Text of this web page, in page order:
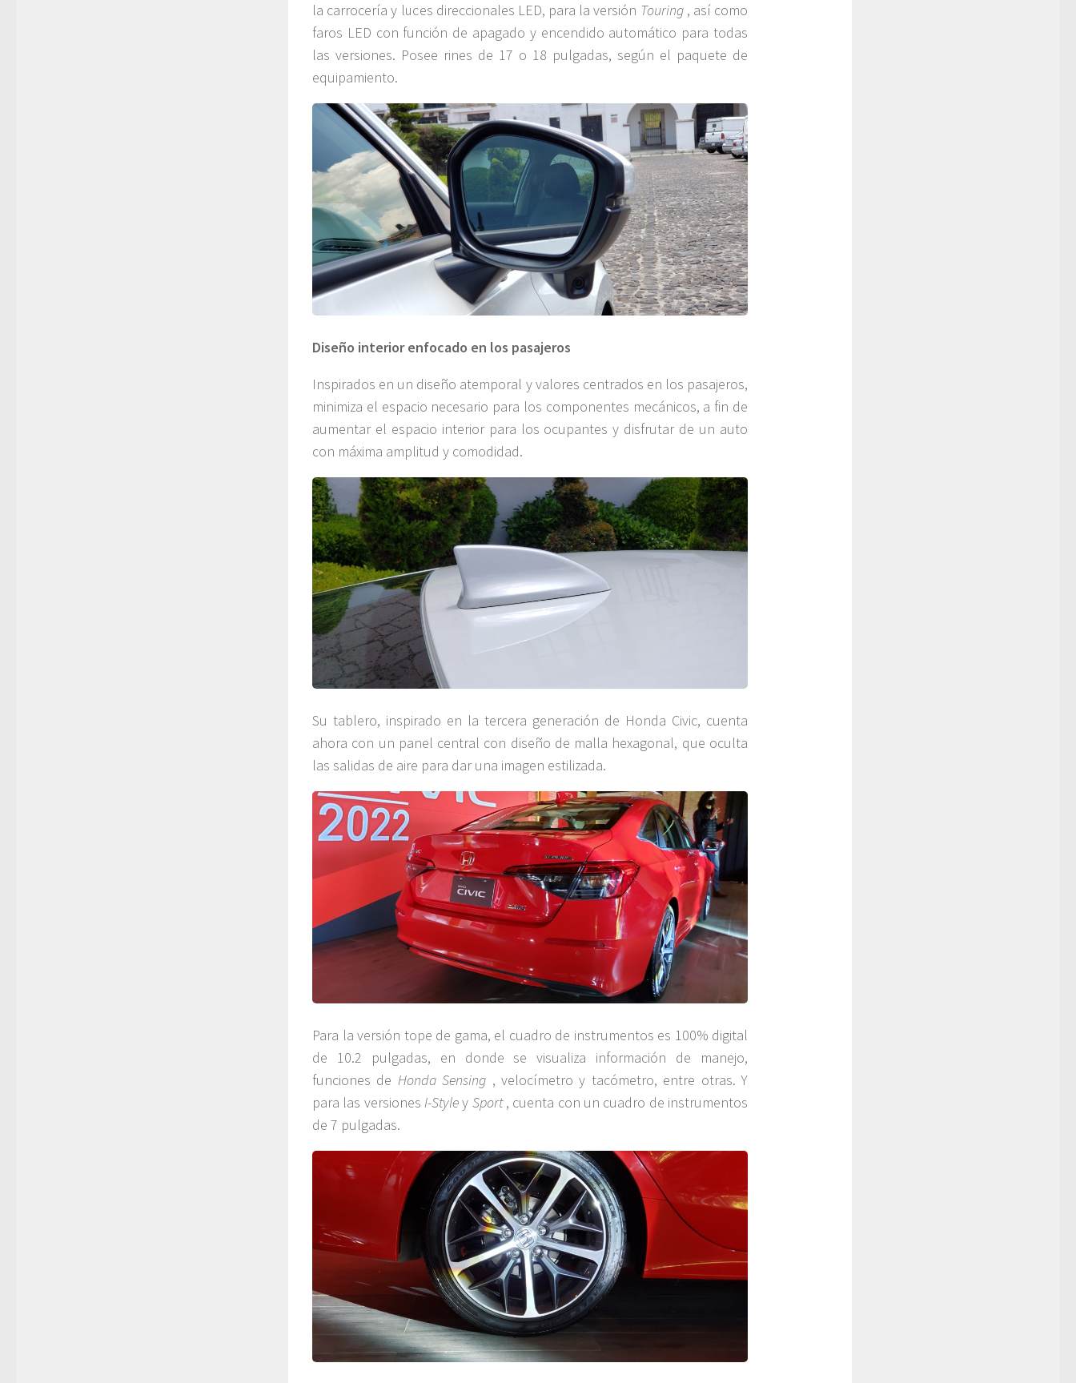
la carrocería y luces direccionales LED, para la versión Touring, así como
faros LED con función de apagado y encendido automático para todas
las versiones. Posee rines de 17 o 18 pulgadas, según el paquete de
equipamiento.
Diseño interior enfocado en los pasajeros
Inspirados en un diseño atemporal y valores centrados en los pasajeros,
minimiza el espacio necesario para los componentes mecánicos, a fin de
aumentar el espacio interior para los ocupantes y disfrutar de un auto
con máxima amplitud y comodidad.
Su tablero, inspirado en la tercera generación de Honda Civic, cuenta
ahora con un panel central con diseño de malla hexagonal, que oculta
las salidas de aire para dar una imagen estilizada.
Para la versión tope de gama, el cuadro de instrumentos es 100% digital
de 10.2 pulgadas, en donde se visualiza información de manejo,
funciones de Honda Sensing , velocímetro y tacómetro, entre otras. Y
para las versiones I-Styley Sport, cuenta con un cuadro de instrumentos
de 7 pulgadas.